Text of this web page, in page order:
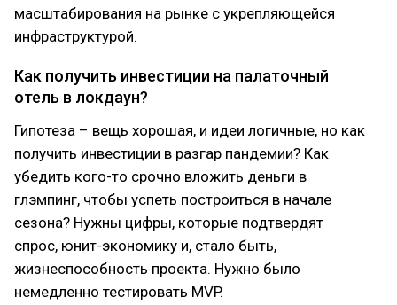
масштабирования на рынке с укрепляющейся
инфраструктурой.
Как получить инвестиции на палаточный
отель в локдаун?
Гипотеза – вещь хорошая, и идеи логичные, но как
получить инвестиции в разгар пандемии? Как
убедить кого-то срочно вложить деньги в
глэмпинг, чтобы успеть построиться в начале
сезона? Нужны цифры, которые подтвердят
спрос, юнит-экономику и, стало быть,
жизнеспособность проекта. Нужно было
немедленно тестировать MVP.